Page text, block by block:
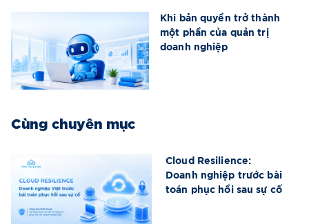
Khi bản quyền trở thành
một phần của quản trị
doanh nghiệp
Cùng chuyên mục
Cloud Resilience:
Doanh nghiệp trước bài
toán phục hồi sau sự cố